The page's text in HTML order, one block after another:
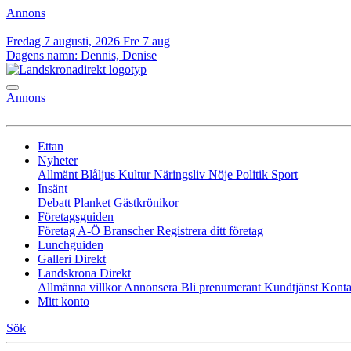
Annons
Fredag 7 augusti, 2026 Fre 7 aug
Dagens namn: Dennis, Denise
Annons
Ettan
Nyheter
Allmänt Blåljus KulturNäringsliv Nöje Politik Sport
Insänt
Debatt Planket Gästkrönikor
Företagsguiden
Företag A-Ö BranscherRegistrera ditt företag
Lunchguiden
Galleri Direkt
Landskrona Direkt
Allmänna villkorAnnonsera Bli prenumerant Kundtjänst
Mitt konto
Sök